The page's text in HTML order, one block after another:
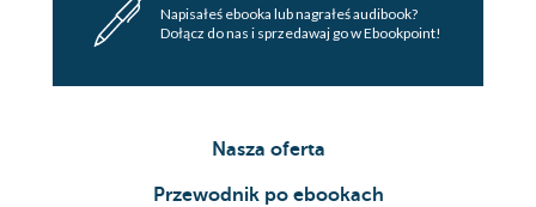
Napisałeś ebooka lub nagrałeś audibook?
Dołącz do nas i sprzedawaj go w Ebookpoint!
Nasza oferta
Przewodnik po ebookach